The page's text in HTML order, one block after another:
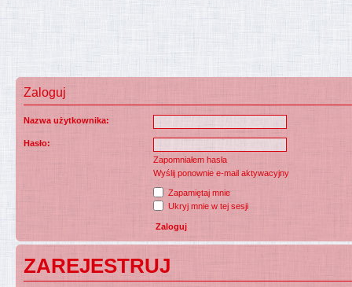
Zaloguj
Nazwa użytkownika:
Hasło:
Zapomniałem hasła
Wyślij ponownie e-mail aktywacyjny
Zapamiętaj mnie
Ukryj mnie w tej sesji
ZAREJESTRUJ